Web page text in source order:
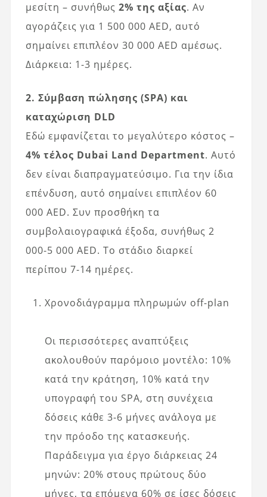
μεσίτη – συνήθως 2% της αξίας. Αν
αγοράζεις για 1 500 000 AED, αυτό
σημαίνει επιπλέον 30 000 AED αμέσως.
Διάρκεια: 1-3 ημέρες.
2. Σύμβαση πώλησης (SPA) και
καταχώριση DLD
Εδώ εμφανίζεται το μεγαλύτερο κόστος –
4% τέλος Dubai Land Department. Αυτό
δεν είναι διαπραγματεύσιμο. Για την ίδια
επένδυση, αυτό σημαίνει επιπλέον 60
000 AED. Συν προσθήκη τα
συμβολαιογραφικά έξοδα, συνήθως 2
000-5 000 AED. Το στάδιο διαρκεί
περίπου 7-14 ημέρες.
Χρονοδιάγραμμα πληρωμών off-plan
Οι περισσότερες αναπτύξεις
ακολουθούν παρόμοιο μοντέλο: 10%
κατά την κράτηση, 10% κατά την
υπογραφή του SPA, στη συνέχεια
δόσεις κάθε 3-6 μήνες ανάλογα με
την πρόοδο της κατασκευής.
Παράδειγμα για έργο διάρκειας 24
μηνών: 20% στους πρώτους δύο
μήνες, τα επόμενα 60% σε ίσες δόσεις